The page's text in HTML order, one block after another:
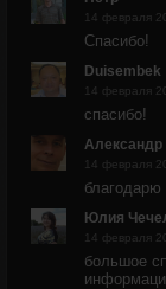
14 февраля
Спасибо!
Duisembek
14 февраля
спасибо!
14 февраля
благодарю
Юлия
14 февраля
большое